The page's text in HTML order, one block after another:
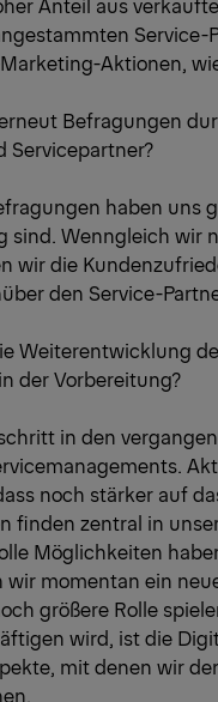
Anteil aus
Aktionen,
Befragungen
Servicepartner?
haben uns
sind. Wenngleich wir
wir die
den Service-
Weiterentwicklung
der Vorbereitung?
in den
noch stärker auf
finden zentral in
Möglichkeiten
momentan ein
größere Rolle
wird, ist die
mit denen wir